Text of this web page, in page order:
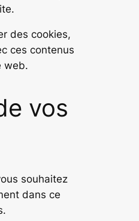
des cookies,
ces contenus
web.
vos
souhaitez
dans ce